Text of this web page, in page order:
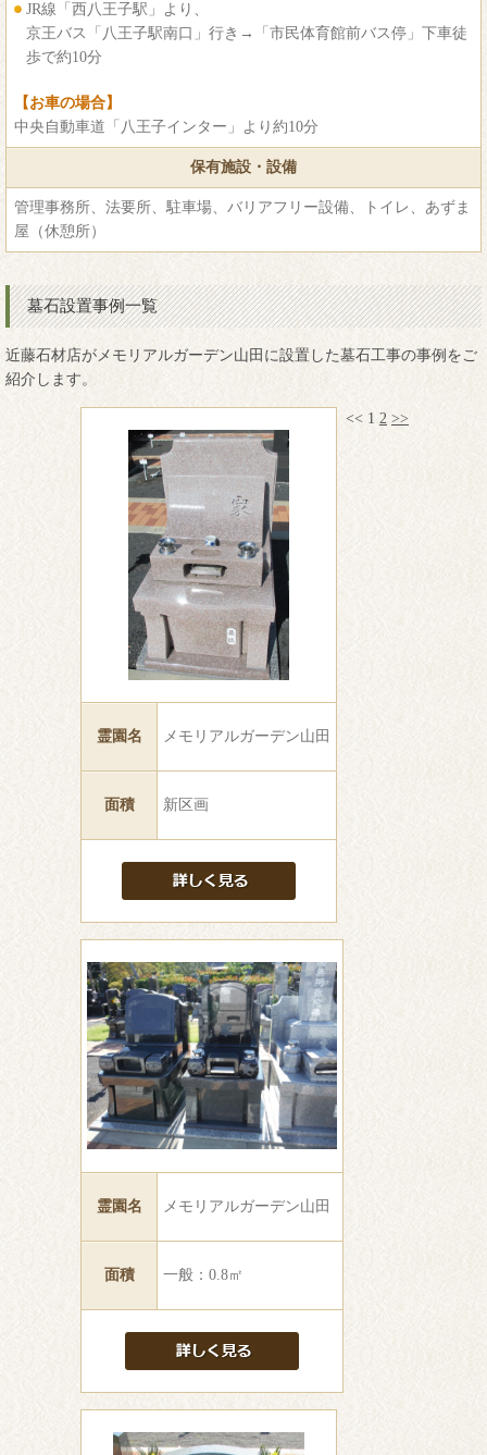
JR線「西八王子駅」より、
京王バス「八王子駅南口」行き→「市民体育館前バス停」下車徒
歩で約10分
【お車の場合】
中央自動車道「八王子インター」より約10分
保有施設・設備
管理事務所、法要所、駐車場、バリアフリー設備、トイレ、あずま
屋（休憩所）
墓石設置事例一覧
近藤石材店がメモリアルガーデン山田に設置した墓石工事の事例をご
紹介します。
霊園名 メモリアルガーデン山田
面積 新区画
霊園名 メモリアルガーデン山田
面積 一般：0.8㎡
<< 1 2 >>